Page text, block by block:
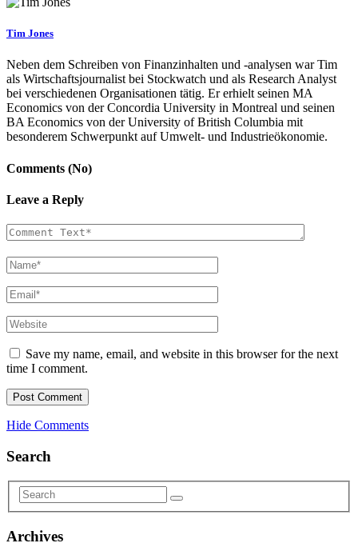
Tim Jones
Neben dem Schreiben von Finanzinhalten und -analysen war Tim
als Wirtschaftsjournalist bei Stockwatch und als Research Analyst
bei verschiedenen Organisationen tätig. Er erhielt seinen MA
Economics von der Concordia University in Montreal und seinen
BA Economics von der University of British Columbia mit
besonderem Schwerpunkt auf Umwelt- und Industrieökonomie.
Comments (No)
Leave a Reply
Save my name, email, and website in this browser for the next
time I comment.
Hide Comments
Search
Archives